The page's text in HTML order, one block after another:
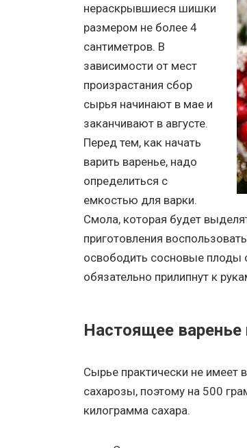
нераскрывшиеся шишки
размером не более 4
сантиметров. В
зависимости от мест
произрастания сбор
сырья начинают в мае и
заканчивают в августе.
Перед тем, как начать
варить варенье, надо
определиться с
емкостью для варки.
Смола, которая будет
приготовления
освободить сосновые плоды
обязательно прилипнут к
Настоящее
Сырье практически не имеет
сахарозы, поэтому на 500
килограмма сахара.